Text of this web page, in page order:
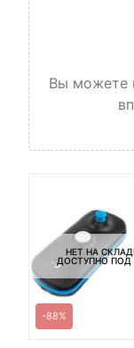
Вы можете
НЕТ НА
ДОСТУПНО ПОД
-88%